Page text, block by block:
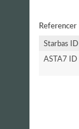
Referencer
Starbas ID
ASTA7 ID